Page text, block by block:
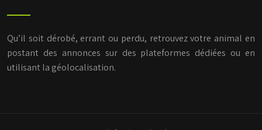
Qu’il soit dérobé, errant ou perdu, retrouvez votre animal en
postant des annonces sur des plateformes dédiées ou en
utilisant la géolocalisation.